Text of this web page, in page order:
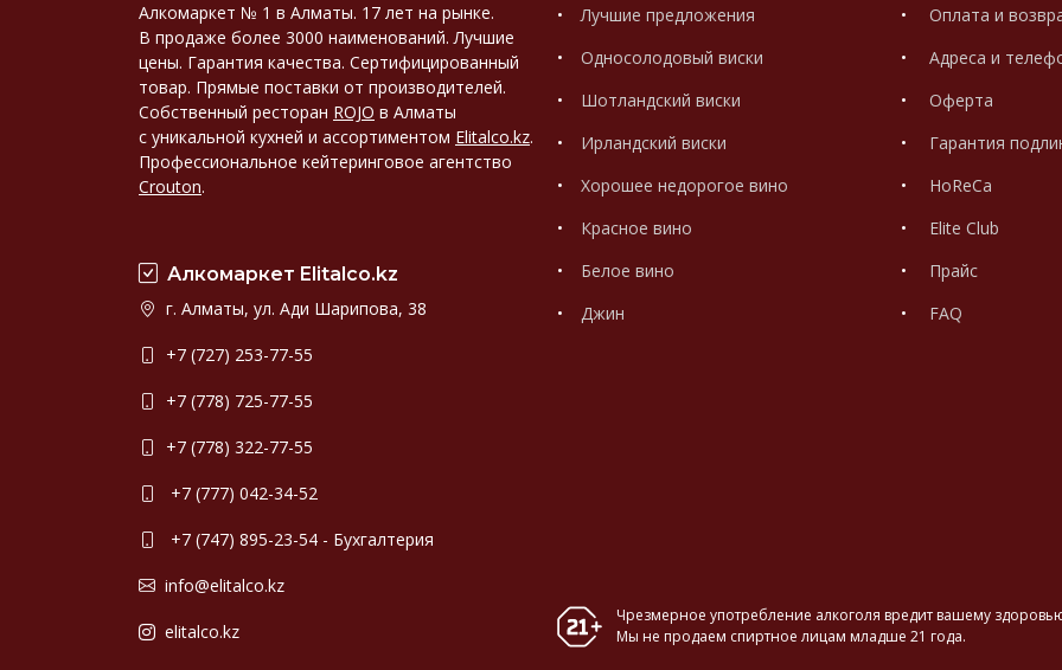
Алкомаркет № 1 в Алматы. 17 лет на рынке.
В продаже более 3000 наименований. Лучшие
цены. Гарантия качества. Сертифицированный
товар. Прямые поставки от производителей.
Собственный ресторан ROJO в Алматы
с уникальной кухней и ассортиментом Elitalco.kz.
Профессиональное кейтеринговое агентство
Crouton.
Алкомаркет Elitalco.kz
г. Алматы, ул. Ади Шарипова, 38
+7 (727) 253-77-55
+7 (778) 725-77-55
+7 (778) 322-77-55
+7 (777) 042-34-52
+7 (747) 895-23-54 - Бухгалтерия
info@elitalco.kz
elitalco.kz
Лучшие предложения
Односолодовый виски
Шотландский виски
Ирландский виски
Хорошее недорогое вино
Красное вино
Белое вино
Джин
Оплата и
Адреса и
Оферта
Гарантия
HoReCa
Elite Club
Прайс
FAQ
Чрезмерное употребление алкоголя вредит вашему
Мы не продаем спиртное лицам младше 21 года.